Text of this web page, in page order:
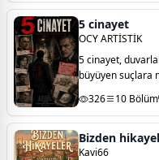
5 cinayet
OCY ARTİSTİK
5 cinayet,
büyüyen suçlara
oda bir sır, her
326 10 Bölüm
Bizden
Kavi66